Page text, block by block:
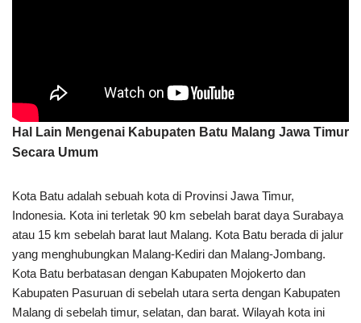
Hal Lain Mengenai Kabupaten Batu Malang Jawa Timur
Secara Umum
Kota Batu adalah sebuah kota di Provinsi Jawa Timur,
Indonesia. Kota ini terletak 90 km sebelah barat daya Surabaya
atau 15 km sebelah barat laut Malang. Kota Batu berada di jalur
yang menghubungkan Malang-Kediri dan Malang-Jombang.
Kota Batu berbatasan dengan Kabupaten Mojokerto dan
Kabupaten Pasuruan di sebelah utara serta dengan Kabupaten
Malang di sebelah timur, selatan, dan barat. Wilayah kota ini